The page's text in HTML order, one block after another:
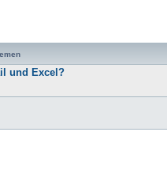
und Excel?